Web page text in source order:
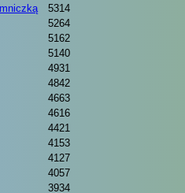
5314
5264
5162
5140
4931
4842
4663
4616
4421
4153
4127
4057
3934